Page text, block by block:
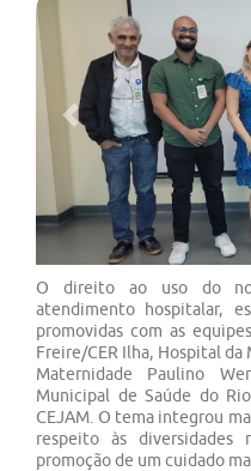
Previous
O direito ao uso do
atendimento hospitalar,
promovidas com as
Freire/CER Ilha, Hospital
Maternidade Paulino
Municipal de Saúde do
CEJAM. O tema integrou
respeito às diversidades
promoção de um cuidado